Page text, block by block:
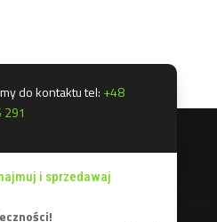
do kontaktu tel: +48
291
i sprzedawaj